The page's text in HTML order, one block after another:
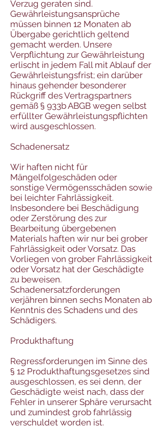
Verzug geraten sind.
Gewährleistungsansprüche
müssen binnen 12 Monaten ab
Übergabe gerichtlich geltend
gemacht werden. Unsere
Verpflichtung zur Gewährleistung
erlischt in jedem Fall mit Ablauf der
Gewährleistungsfrist; ein darüber
hinaus gehender besonderer
Rückgriff des Vertragspartners
gemäß § 933b ABGB wegen selbst
erfüllter Gewährleistungspflichten
wird ausgeschlossen.
Schadenersatz
Wir haften nicht für
Mängelfolgeschäden oder
sonstige Vermögensschäden sowie
bei leichter Fahrlässigkeit.
Insbesondere bei Beschädigung
oder Zerstörung des zur
Bearbeitung übergebenen
Materials haften wir nur bei grober
Fahrlässigkeit oder Vorsatz. Das
Vorliegen von grober Fahrlässigkeit
oder Vorsatz hat der Geschädigte
zu beweisen.
Schadenersatzforderungen
verjähren binnen sechs Monaten ab
Kenntnis des Schadens und des
Schädigers.
Produkthaftung
Regressforderungen im Sinne des
§ 12 Produkthaftungsgesetzes sind
ausgeschlossen, es sei denn, der
Geschädigte weist nach, dass der
Fehler in unserer Sphäre verursacht
und zumindest grob fahrlässig
verschuldet worden ist.